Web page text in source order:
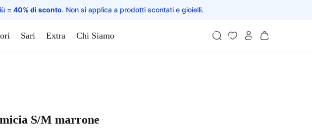
= 40% di sconto. Non si applica a prodotti scontati e gioielli.
Sari Extra Chi Siamo
S/M marrone